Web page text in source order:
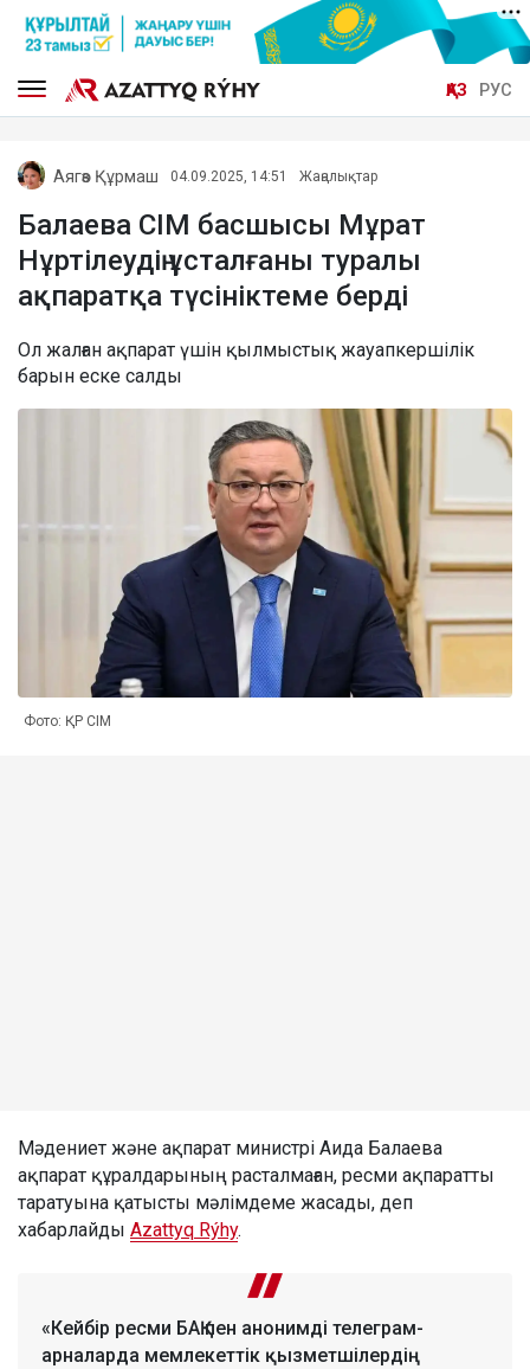
ҚАЗ РУС
Аягөз Құрмаш 04.09.2025, 14:51 Жаңалықтар
Балаева СІМ басшысы Мұрат
Нұртілеудің ұсталғаны туралы
ақпаратқа түсініктеме берді
Ол жалған ақпарат үшін қылмыстық жауапкершілік
барын еске салды
Фото: ҚР СІМ
Мәдениет және ақпарат министрі Аида Балаева
ақпарат құралдарының расталмаған, ресми ақпаратты
таратуына қатысты мәлімдеме жасады, деп
хабарлайды Azattyq Rýhy.
«Кейбір ресми БАҚ пен анонимді телеграм-
арналарда мемлекеттік қызметшілердің